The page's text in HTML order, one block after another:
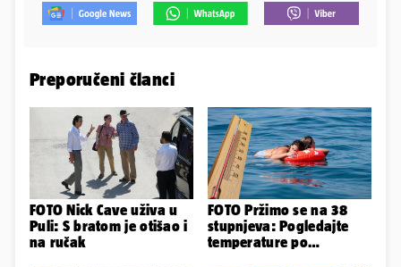
Preporučeni članci
FOTO Nick Cave uživa u
Puli: S bratom je otišao i
na ručak
FOTO Pržimo se na 38
stupnjeva: Pogledajte
temperature po